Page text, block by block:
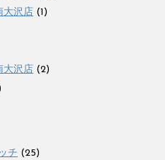
大沢店 (1)
大沢店 (2)
チ (25)